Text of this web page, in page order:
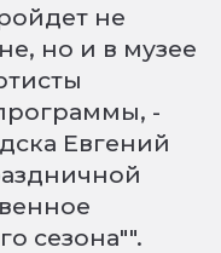
не
но и в музее
-
Евгений
сезона"".